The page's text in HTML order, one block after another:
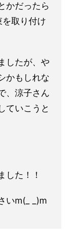
かだったら
取り付け
したが、や
かもしれな
、涼子さん
ていこうと
した！！
いm(_ _)m